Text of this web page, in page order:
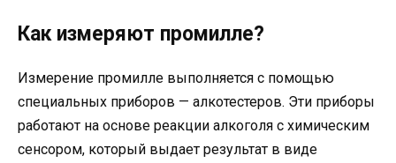
Как измеряют промилле?
Измерение промилле выполняется с помощью
специальных приборов — алкотестеров. Эти приборы
работают на основе реакции алкоголя с химическим
сенсором, который выдает результат в виде